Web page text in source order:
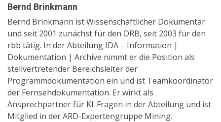
Bernd Brinkmann
Bernd Brinkmann ist Wissenschaftlicher Dokumentar
und seit 2001 zunächst für den ORB, seit 2003 für den
rbb tätig. In der Abteilung IDA – Information |
Dokumentation | Archive nimmt er die Position als
stellvertretender Bereichsleiter der
Programmdokumentation ein und ist Teamkoordinator
der Fernsehdokumentation. Er wirkt als
Ansprechpartner für KI-Fragen in der Abteilung und ist
Mitglied in der ARD-Expertengruppe Mining.